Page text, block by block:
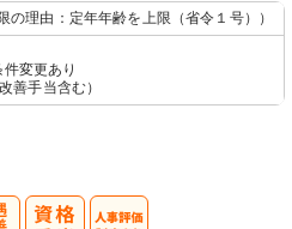
の理由：定年年齢を上限（省令１号））
変更あり
善手当含む）